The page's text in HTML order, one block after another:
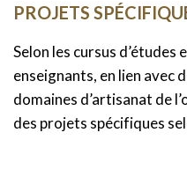
PROJETS
Selon les cursus
enseignants, en lien avec
domaines d’artisanat de
des projets spécifiques